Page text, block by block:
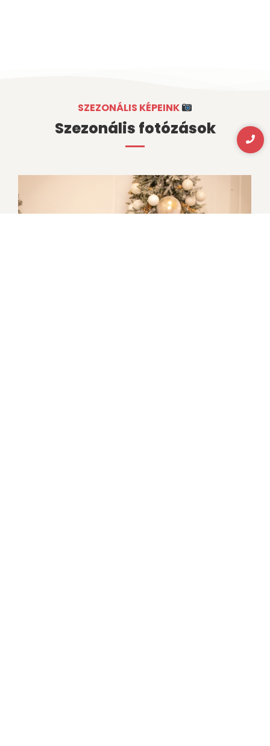
SZEZONÁLIS KÉPEINK
Szezonális fotózások